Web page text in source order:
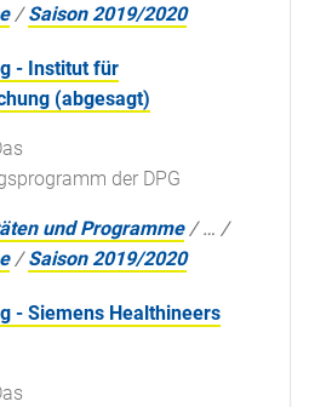
/Saison 2019/2020
- Institut für
(abgesagt)
der DPG
und Programme /… /
/Saison 2019/2020
- Siemens Healthineers